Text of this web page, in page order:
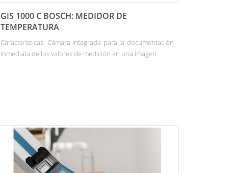
GIS 1000 C BOSCH: MEDIDOR DE
TEMPERATURA
Características: Cámara integrada para la documentación
inmediata de los valores de medición en una imagen.